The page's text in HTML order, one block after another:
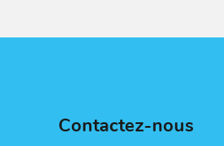
Contactez-nous